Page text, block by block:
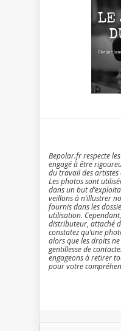
Bepolar.fr respecte
engagé à être
du travail des artistes
Les photos sont
dans un but
veillons à n’illustrer
fournis dans les
utilisation.
distributeur, attaché
constatez qu’une
alors que les droits
gentillesse de
engageons à retirer
pour votre